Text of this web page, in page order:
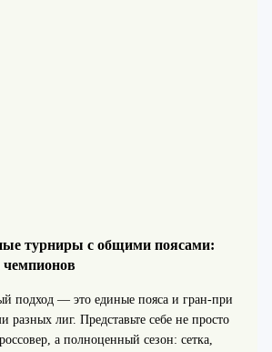
турниры с общими поясами:
подход — это единые пояса и гран-при
лиг. Представьте себе не просто
а полноценный сезон: сетка,